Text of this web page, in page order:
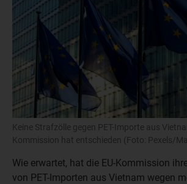
Keine Strafzölle gegen PET-Importe aus
Kommission hat entschieden (Foto: Pexels/
Wie erwartet, hat die EU-Kommission
von PET-Importen aus Vietnam wegen